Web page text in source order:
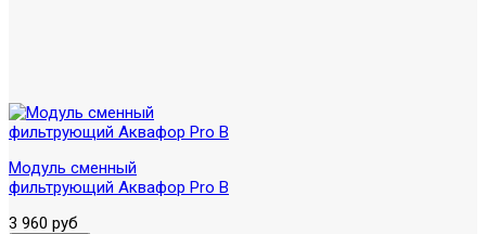
Модуль сменный
фильтрующий Аквафор Pro B
3 960 руб